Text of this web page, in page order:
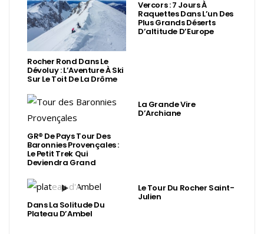
Rocher Rond Dans Le
Dévoluy : L’Aventure À Ski
Sur Le Toit De La Drôme
Vercors : 7 Jours À
Raquettes Dans L’un Des
Plus Grands Déserts
D’altitude D’Europe
GR® De Pays Tour Des
Baronnies Provençales :
Le Petit Trek Qui
Deviendra Grand
La Grande Vire
D’Archiane
Dans La Solitude Du
Plateau D’Ambel
Le Tour Du Rocher Saint-
Julien